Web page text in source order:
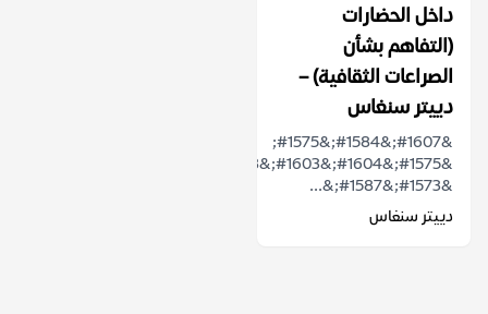
داخل الحضارات
(التفاهم بشأن
الصراعات الثقافية) –
دييتر سنغاس
&#1607;&#1584;&#1575;
&#1573;&#1587;&...
دييتر سنغاس